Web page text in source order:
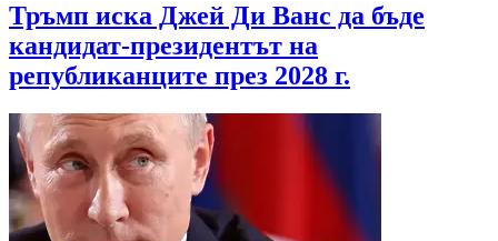
Тръмп иска Джей Ди Ванс да бъде
кандидат-президентът на
републиканците през 2028 г.